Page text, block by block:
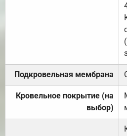
Подкровельная мембрана
Кровельное покрытие (на
выбор)